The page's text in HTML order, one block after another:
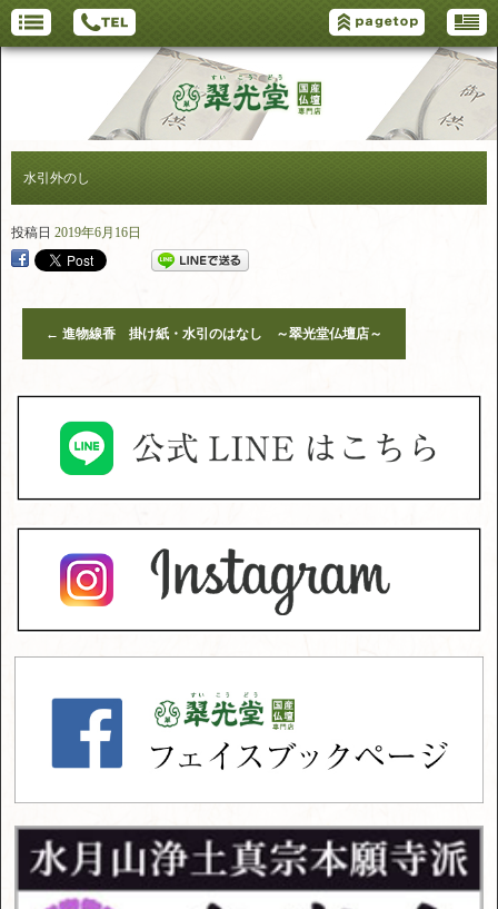
水引外のし
投稿日 2019年6月16日
← 進物線香 掛け紙・水引のはなし ～翠光堂仏壇店～